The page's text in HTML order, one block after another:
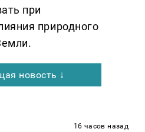
при
природного
новость ↓
16 часов назад